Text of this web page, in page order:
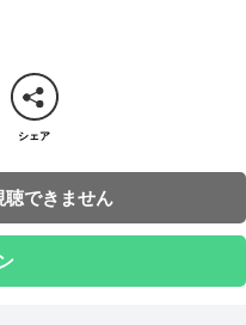
レーダー』で探そうとするが、
人はあきらめることに。
かったと聞き、暗号を書いたメ
を渡されたのび太は、ドラえも
場所である裏山の千年杉へと向
シェア
聴できません